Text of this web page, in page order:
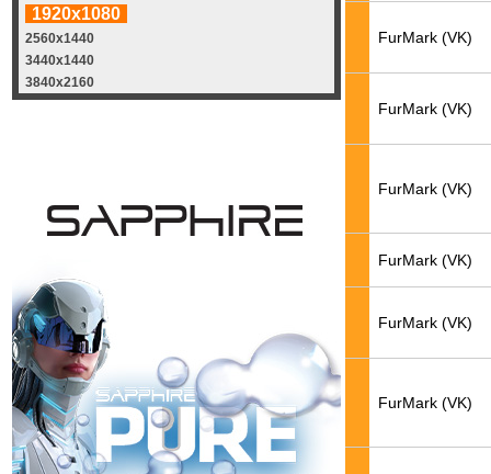
1920x1080
2560x1440
3440x1440
3840x2160
FurMark (VK)
FurMark (VK)
FurMark (VK)
FurMark (VK)
FurMark (VK)
FurMark (VK)